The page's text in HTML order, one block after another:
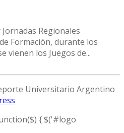
Regionales
Formación, durante los
vienen los Juegos de...
Universitario Argentino
{ $('#logo